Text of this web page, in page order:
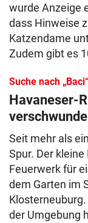
wurde Anzeige
dass Hinweise
Katzendame
Zudem gibt es
Suche nach „Baci“
Havaneser-
Seit mehr als
Spur. Der
Feuerwerk für
dem Garten im
der Umgebung